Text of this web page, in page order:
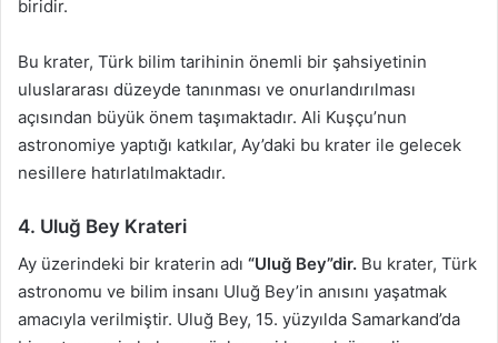
biridir.
Bu krater, Türk bilim tarihinin önemli bir şahsiyetinin
uluslararası düzeyde tanınması ve onurlandırılması
açısından büyük önem taşımaktadır. Ali Kuşçu’nun
astronomiye yaptığı katkılar, Ay’daki bu krater ile gelecek
nesillere hatırlatılmaktadır.
4. Uluğ Bey Krateri
Ay üzerindeki bir kraterin adı “Uluğ Bey”dir. Bu krater, Türk
astronomu ve bilim insanı Uluğ Bey’in anısını yaşatmak
amacıyla verilmiştir. Uluğ Bey, 15. yüzyılda Samarkand’da